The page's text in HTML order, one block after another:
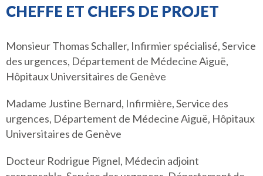
CHEFFE ET CHEFS DE PROJET
Monsieur Thomas Schaller, Infirmier spécialisé, Service
des urgences, Département de Médecine Aiguë,
Hôpitaux Universitaires de Genève
Madame Justine Bernard, Infirmière, Service des
urgences, Département de Médecine Aiguë, Hôpitaux
Universitaires de Genève
Docteur Rodrigue Pignel, Médecin adjoint